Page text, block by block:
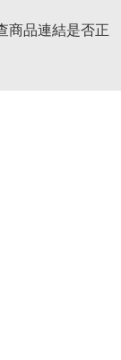
商品連結是否正